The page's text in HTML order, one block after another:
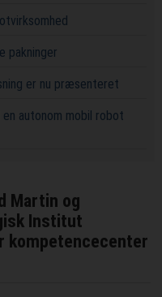
pakninger
er nu præsenteret
autonom mobil robot
Martin og
Institut
kompetencecenter